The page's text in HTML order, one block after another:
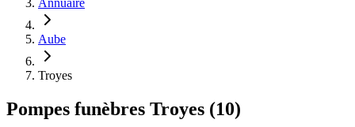
Annuaire
Aube
Troyes
Pompes funèbres Troyes (10)